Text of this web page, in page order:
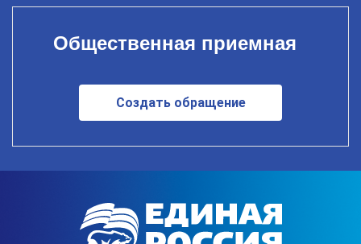
Общественная приемная
Создать обращение